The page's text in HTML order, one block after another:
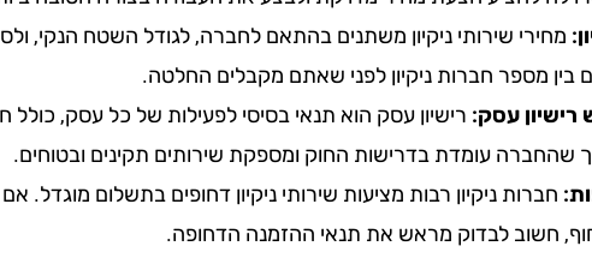
מחירי שירותי ניקיון משתנים בהתאם לחברה, לגודל השטח הנקי,
בין מספר חברות ניקיון לפני שאתם מקבלים החלטה.
רישיון עסק: רישיון עסק הוא תנאי בסיסי לפעילות של כל עסק, כולל
כך שהחברה עומדת בדרישות החוק ומספקת שירותים תקינים ובטוחים.
חברות ניקיון רבות מציעות שירותי ניקיון דחופים בתשלום מוגדל.
דחוף, חשוב לבדוק מראש את תנאי ההזמנה הדחופה.